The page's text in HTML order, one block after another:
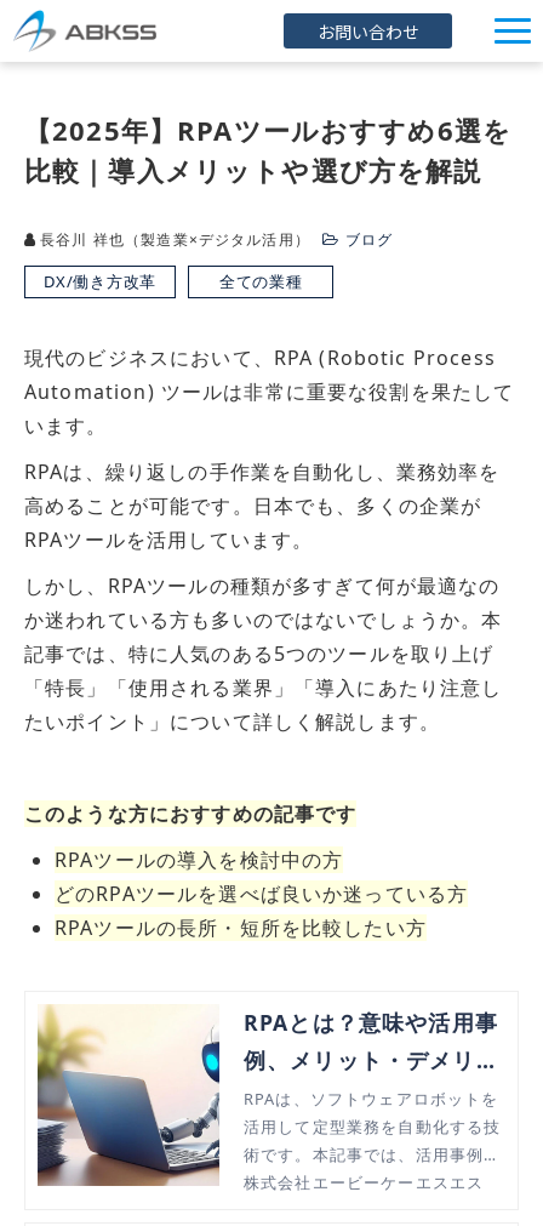
お問い合わせ
製品/FAQ
サービス
オンラインストア
イベント・セミナー
導入事例
【2025年】RPAツールおすすめ6選を
比較｜導入メリットや選び方を解説
長谷川 祥也（製造業×デジタル活用） ブログ
DX/働き方改革 全ての業種
現代のビジネスにおいて、RPA (Robotic Process
Automation) ツールは非常に重要な役割を果たして
います。
RPAは、繰り返しの手作業を自動化し、業務効率を
高めることが可能です。日本でも、多くの企業が
RPAツールを活用しています。
しかし、RPAツールの種類が多すぎて何が最適なの
か迷われている方も多いのではないでしょうか。本
記事では、特に人気のある5つのツールを取り上げ
「特長」「使用される業界」「導入にあたり注意し
たいポイント」について詳しく解説します。
このような方におすすめの記事です
RPAツールの導入を検討中の方
どのRPAツールを選べば良いか迷っている方
RPAツールの長所・短所を比較したい方
RPAとは？意味や活用事
例、メリット・デメリッ
ト、主要ツールまで紹介
RPAは、ソフトウェアロボットを
活用して定型業務を自動化する技
術です。本記事では、活用事例、
導入するメリット・デメリット、
株式会社エービーケーエスエス